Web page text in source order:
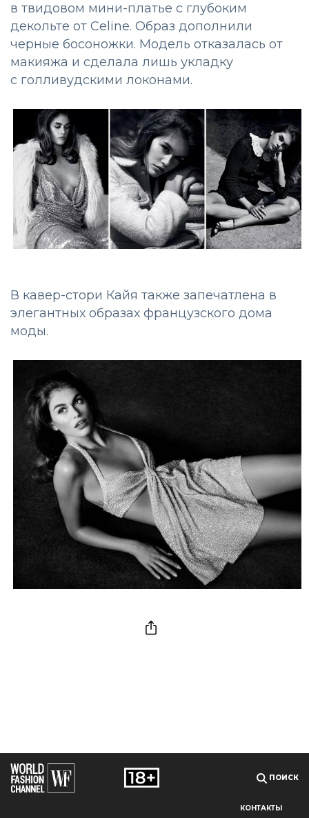
в твидовом мини-платье с глубоким
декольте от Celine. Образ дополнили
черные босоножки. Модель отказалась от
макияжа и сделала лишь укладку
с голливудскими локонами.
В кавер-стори Кайя также запечатлена в
элегантных образах французского дома
моды.
ПОИСК
КОНТАКТЫ